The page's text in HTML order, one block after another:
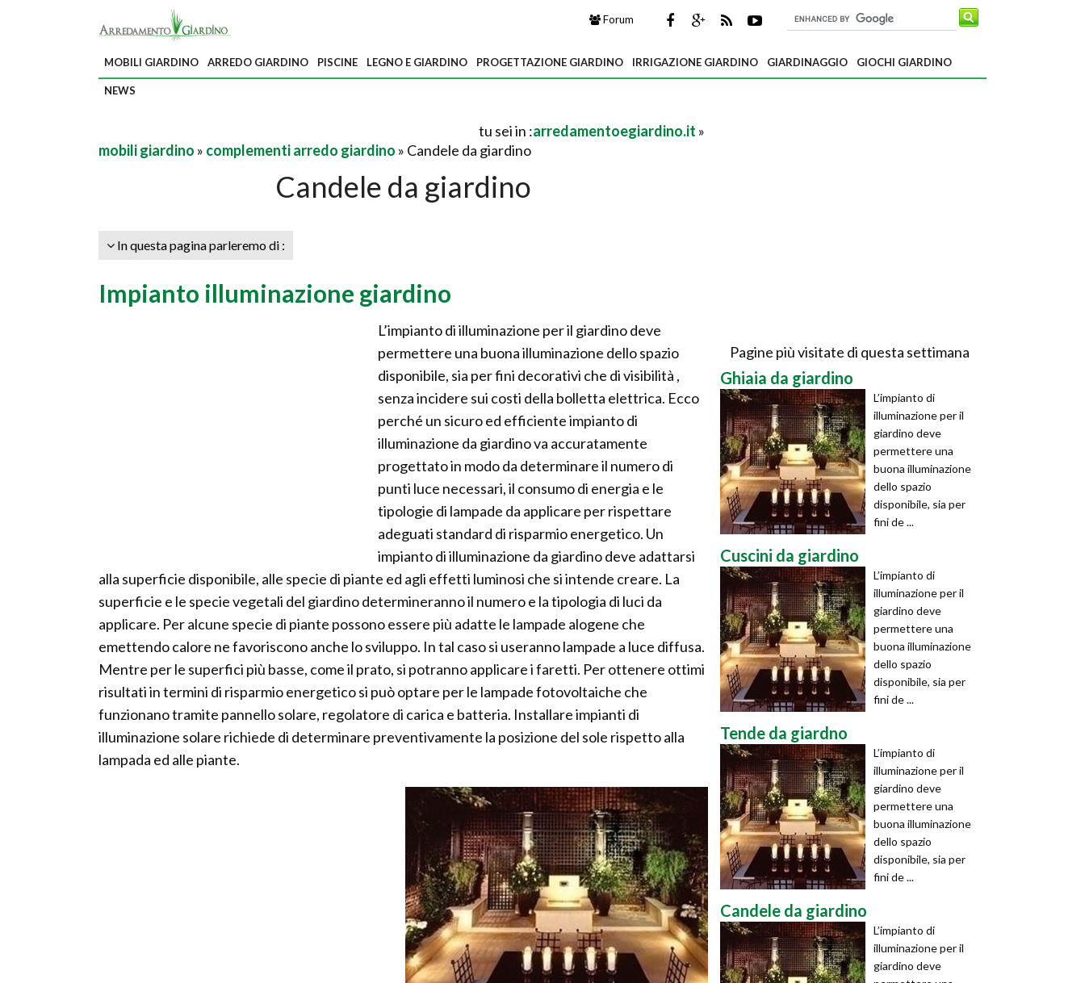
Forum
MOBILI GIARDINO ARREDO GIARDINO PISCINE LEGNO E GIARDINO PROGETTAZIONE GIARDINO IRRIGAZIONE GIARDINO GIARDINAGGIO GIOCHI GIARDINO
NEWS
tu sei in :arredamentoegiardino.it »
mobili giardino » complementi arredo giardino » Candele da giardino
Candele da giardino
In questa pagina parleremo di :
Impianto illuminazione giardino
L’impianto di illuminazione per il giardino deve
permettere una buona illuminazione dello spazio
disponibile, sia per fini decorativi che di visibilità ,
senza incidere sui costi della bolletta elettrica. Ecco
perché un sicuro ed efficiente impianto di
illuminazione da giardino va accuratamente
progettato in modo da determinare il numero di
punti luce necessari, il consumo di energia e le
tipologie di lampade da applicare per rispettare
adeguati standard di risparmio energetico. Un
impianto di illuminazione da giardino deve adattarsi
alla superficie disponibile, alle specie di piante ed agli effetti luminosi che si intende creare. La
superficie e le specie vegetali del giardino determineranno il numero e la tipologia di luci da
applicare. Per alcune specie di piante possono essere più adatte le lampade alogene che
emettendo calore ne favoriscono anche lo sviluppo. In tal caso si useranno lampade a luce diffusa.
Mentre per le superfici più basse, come il prato, si potranno applicare i faretti. Per ottenere ottimi
risultati in termini di risparmio energetico si può optare per le lampade fotovoltaiche che
funzionano tramite pannello solare, regolatore di carica e batteria. Installare impianti di
illuminazione solare richiede di determinare preventivamente la posizione del sole rispetto alla
lampada ed alle piante.
Pagine più visitate di questa settimana
Ghiaia da giardino
L’impianto di
illuminazione per il
giardino deve
permettere una
buona illuminazione
dello spazio
disponibile, sia per
fini de ...
Cuscini da giardino
L’impianto di
illuminazione per il
giardino deve
permettere una
buona illuminazione
dello spazio
disponibile, sia per
fini de ...
Tende da giardno
L’impianto di
illuminazione per il
giardino deve
permettere una
buona illuminazione
dello spazio
disponibile, sia per
fini de ...
Candele da giardino
L’impianto di
illuminazione per il
giardino deve